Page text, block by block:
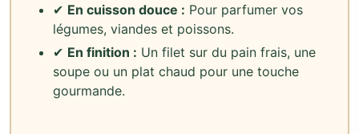
✔ En cuisson douce : Pour parfumer vos
légumes, viandes et poissons.
✔ En finition : Un filet sur du pain frais, une
soupe ou un plat chaud pour une touche
gourmande.